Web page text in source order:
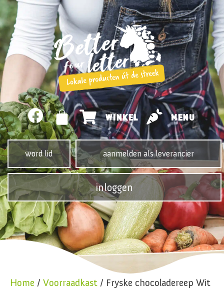
WINKEL MENU
word lid aanmelden als leverancier
inloggen
Home / Voorraadkast / Fryske chocoladereep Wit